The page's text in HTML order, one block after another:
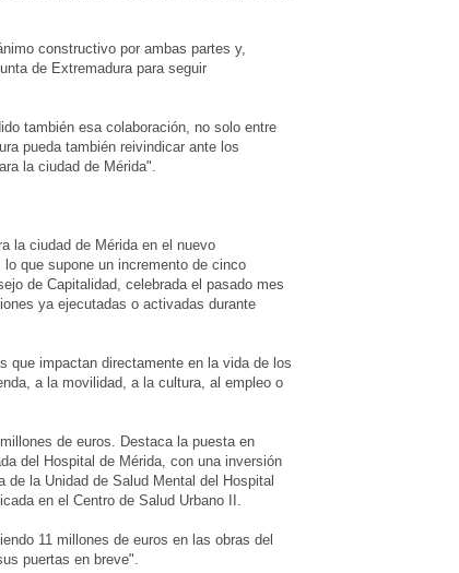
constructivo por ambas partes y,
de Extremadura para seguir
también esa colaboración, no solo entre
pueda también reivindicar ante los
la ciudad de Mérida".
la ciudad de Mérida en el nuevo
que supone un incremento de cinco
de Capitalidad, celebrada el pasado mes
ya ejecutadas o activadas durante
que impactan directamente en la vida de los
a la movilidad, a la cultura, al empleo o
de euros. Destaca la puesta en
del Hospital de Mérida, con una inversión
la Unidad de Salud Mental del Hospital
en el Centro de Salud Urbano II.
11 millones de euros en las obras del
puertas en breve".